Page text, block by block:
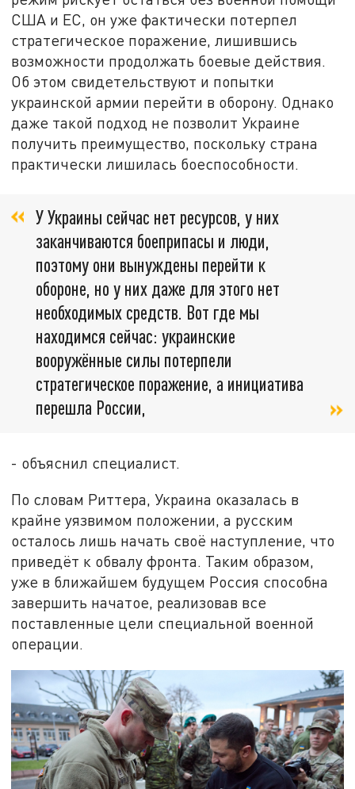
США и ЕС, он уже фактически потерпел
стратегическое поражение, лишившись
возможности продолжать боевые действия.
Об этом свидетельствуют и попытки
украинской армии перейти в оборону. Однако
даже такой подход не позволит Украине
получить преимущество, поскольку страна
практически лишилась боеспособности.
У Украины сейчас нет ресурсов, у них
заканчиваются боеприпасы и люди,
поэтому они вынуждены перейти к
обороне, но у них даже для этого нет
необходимых средств. Вот где мы
находимся сейчас: украинские
вооружённые силы потерпели
стратегическое поражение, а инициатива
перешла России,
- объяснил специалист.
По словам Риттера, Украина оказалась в
крайне уязвимом положении, а русским
осталось лишь начать своё наступление, что
приведёт к обвалу фронта. Таким образом,
уже в ближайшем будущем Россия способна
завершить начатое, реализовав все
поставленные цели специальной военной
операции.